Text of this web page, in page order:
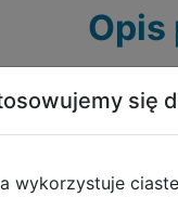
Opis
Gradient Costa
poliestru.
zapewni Ci
swoje
się
wykorzystuje